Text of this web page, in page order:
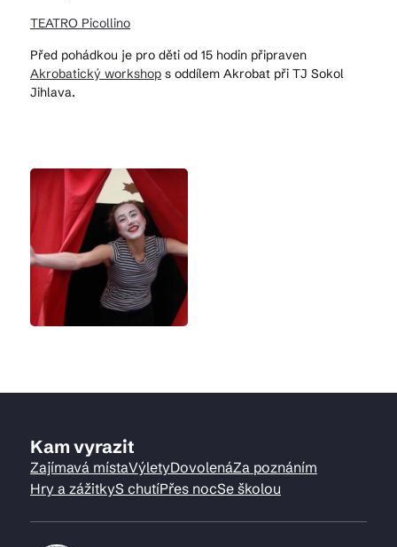
TEATRO Picollino
Před pohádkou je pro děti od 15 hodin připraven
Akrobatický workshop s oddílem Akrobat při TJ Sokol
Jihlava.
Kam vyrazit
Zajímavá místaVýletyDovolenáZa poznáním
Hry a zážitkyS chutíPřes nocSe školou